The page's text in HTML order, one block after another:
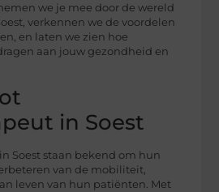
we je mee door de wereld
verkennen we de voordelen
en laten we zien hoe
aan jouw gezondheid en
in Soest
Soest staan bekend om hun
van de mobiliteit,
leven van hun patiënten. Met